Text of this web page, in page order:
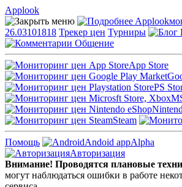
Applook
Applook
26.03101818 Трекер цен Турниры
Общение
App Store
PS
Steam
Помощь Andoid appAlpha
Авторизация
Внимание! Проводятся плановые
могут наблюдаться ошибки в работе